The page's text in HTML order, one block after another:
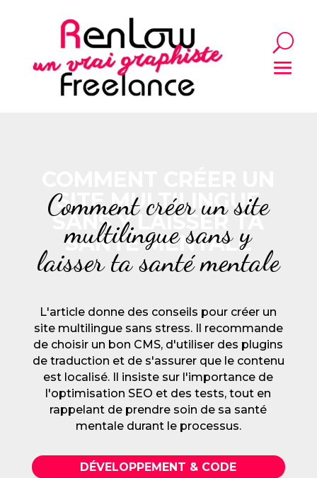
SITE MULTILINGUE
SANS Y LAISSER TA
SANTÉ MENTALE
Comment créer un site
multilingue sans y
laisser ta santé mentale
L'article donne des conseils pour créer un
site multilingue sans stress. Il recommande
de choisir un bon CMS, d'utiliser des plugins
de traduction et de s'assurer que le contenu
est localisé. Il insiste sur l'importance de
l'optimisation SEO et des tests, tout en
rappelant de prendre soin de sa santé
mentale durant le processus.
DÉVELOPPEMENT & CODE